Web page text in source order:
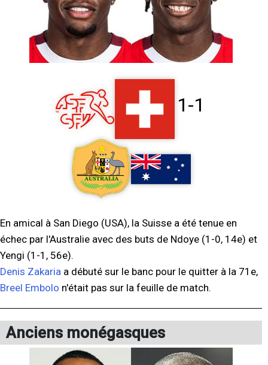
1-1
En amical à San Diego (USA), la Suisse a été tenue en
échec par l'Australie avec des buts de Ndoye (1-0, 14e) et
Yengi (1-1, 56e).
Denis Zakaria a débuté sur le banc pour le quitter à la 71e,
Breel Embolo n'était pas sur la feuille de match.
Anciens monégasques